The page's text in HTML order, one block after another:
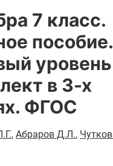
7 класс.
пособие.
в 3-х
ФГОС
, Абраров Д.Л.,